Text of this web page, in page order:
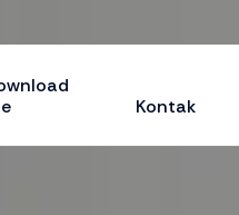
Kontak